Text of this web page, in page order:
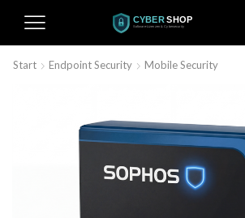
Start Endpoint Security Mobile Security